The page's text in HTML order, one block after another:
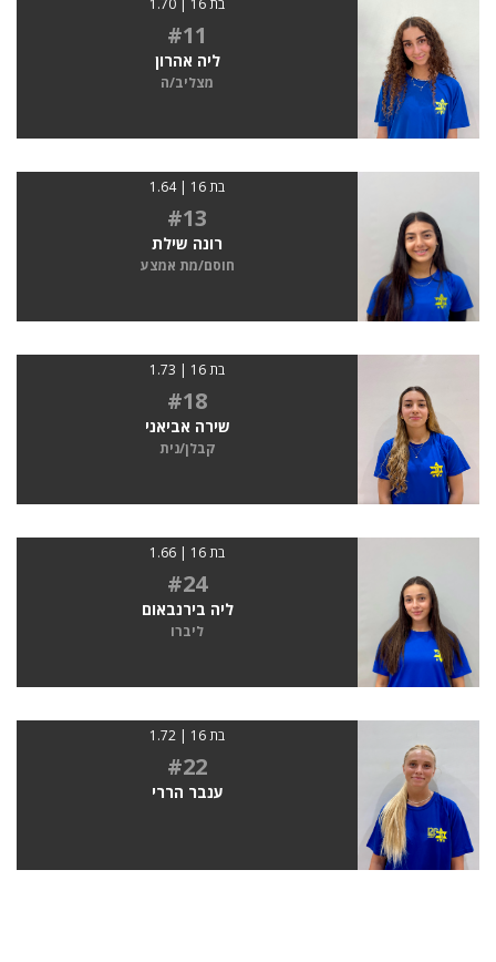
בת 16 | 1.70
#11
ליה אהרון
מצליב/ה
בת 16 | 1.64
#13
רונה שילת
חוסם/מת אמצע
בת 16 | 1.73
#18
שירה אביאני
קבלן/נית
בת 16 | 1.66
#24
ליה בירנבאום
ליברו
בת 16 | 1.72
#22
ענבר הררי